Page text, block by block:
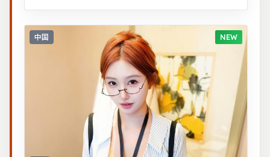
中国 NEW